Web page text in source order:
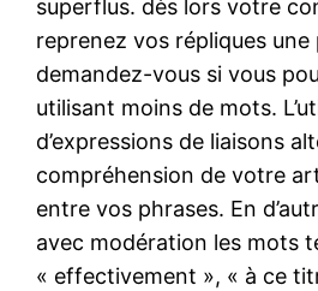
superflus. dès lors votre
reprenez vos répliques une
demandez-vous si vous
utilisant moins de mots.
d’expressions de liaisons
compréhension de votre
entre vos phrases. En
avec modération les mots
« effectivement », « à ce